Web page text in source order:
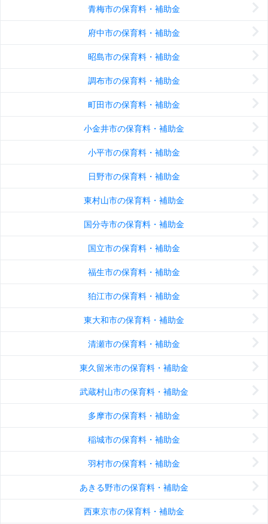
青梅市の保育料・補助金
府中市の保育料・補助金
昭島市の保育料・補助金
調布市の保育料・補助金
町田市の保育料・補助金
小金井市の保育料・補助金
小平市の保育料・補助金
日野市の保育料・補助金
東村山市の保育料・補助金
国分寺市の保育料・補助金
国立市の保育料・補助金
福生市の保育料・補助金
狛江市の保育料・補助金
東大和市の保育料・補助金
清瀬市の保育料・補助金
東久留米市の保育料・補助金
武蔵村山市の保育料・補助金
多摩市の保育料・補助金
稲城市の保育料・補助金
羽村市の保育料・補助金
あきる野市の保育料・補助金
西東京市の保育料・補助金